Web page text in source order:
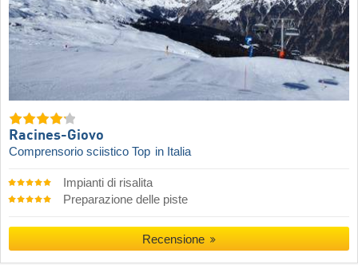
Racines-Giovo
Comprensorio sciistico Top in Italia
Impianti di risalita
Preparazione delle piste
Recensione